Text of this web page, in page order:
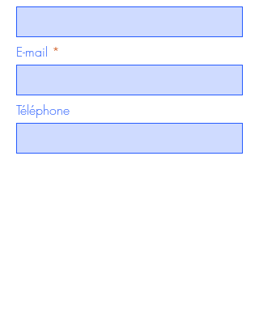
E-mail
Téléphone